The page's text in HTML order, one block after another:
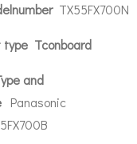
TX55FX700N
type Tconboard
and
Panasonic